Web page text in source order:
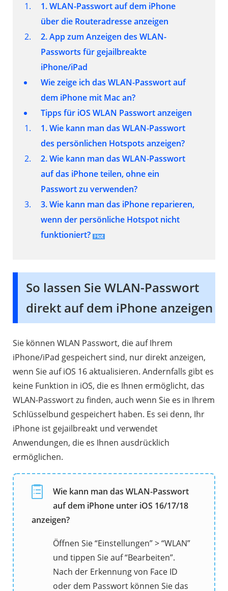
1. WLAN-Passwort auf dem iPhone
über die Routeradresse anzeigen
2. App zum Anzeigen des WLAN-
Passworts für gejailbreakte
iPhone/iPad
Wie zeige ich das WLAN-Passwort auf
dem iPhone mit Macan?
Tipps für iOS WLAN Passwort anzeigen
1. Wie kann man das WLAN-Passwort
des persönlichen Hotspots anzeigen?
2. Wie kann man das WLAN-Passwort
auf das iPhone teilen, ohne ein
Passwort zu verwenden?
3. Wie kann man das iPhone reparieren,
wenn der persönliche Hotspot nicht
funktioniert?
So lassen Sie WLAN-Passwort
direkt auf dem iPhone anzeigen
Sie können WLAN Passwort, die auf Ihrem
iPhone/iPad gespeichert sind, nur direkt anzeigen,
wenn Sie auf iOS 16 aktualisieren. Andernfalls gibt es
keine Funktion in iOS, die es Ihnen ermöglicht, das
WLAN-Passwort zu finden, auch wenn Sie es in Ihrem
Schlüsselbund gespeichert haben. Es sei denn, Ihr
iPhone ist gejailbreakt und verwendet
Anwendungen, die es Ihnen ausdrücklich
ermöglichen.
Wie kann man das WLAN-Passwort
auf dem iPhone unter iOS 16/17/18
anzeigen?
Öffnen Sie “Einstellungen” > “WLAN”
und tippen Sie auf “Bearbeiten”.
Nach der Erkennung von Face ID
oder dem Passwort können Sie das